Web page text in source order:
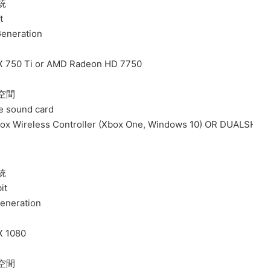
750 Ti or AMD Radeon HD 7750
間
sound card
Wireless Controller (Xbox One, Windows 10) OR
1080
間